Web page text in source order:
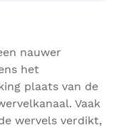
nauwer
het
plaats van de
Vaak
wervels verdikt,